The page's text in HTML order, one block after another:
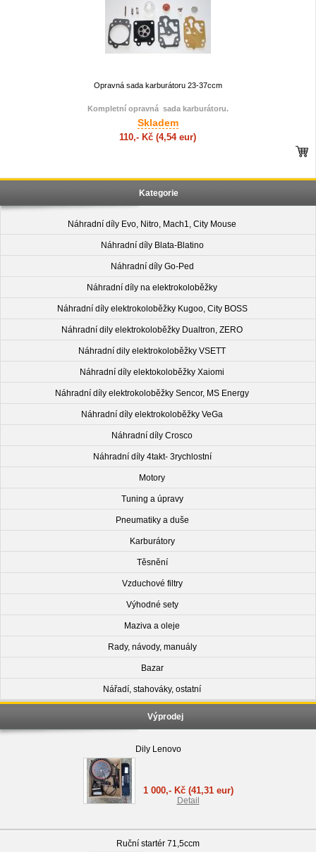
Kategorie
Náhradní díly Evo, Nitro, Mach1, City Mouse
Náhradní díly Blata-Blatino
Náhradní díly Go-Ped
Náhradní díly na elektrokoloběžky
Náhradní díly elektrokoloběžky Kugoo, City BOSS
Náhradní dily elektrokoloběžky Dualtron, ZERO
Náhradní dily elektrokoloběžky VSETT
Náhradní díly elektokoloběžky Xaiomi
Náhradní díly elektrokoloběžky Sencor, MS Energy
Náhradní díly elektrokoloběžky VeGa
Náhradní díly Crosco
Náhradní díly 4takt- 3rychlostní
Motory
Tuning a úpravy
Pneumatiky a duše
Karburátory
Těsnění
Vzduchové filtry
Výhodné sety
Maziva a oleje
Rady, návody, manuály
Bazar
Nářadí, stahováky, ostatní
Opravná sada karburátoru 23-37ccm
Kompletní opravná sada karburátoru.
Skladem
110,- Kč (4,54 eur)
Výprodej
Dily Lenovo
1 000,- Kč (41,31 eur)
Detail
Ruční startér 71,5ccm